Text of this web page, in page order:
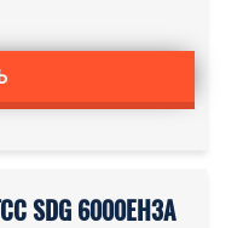
SDG 6000EH3A